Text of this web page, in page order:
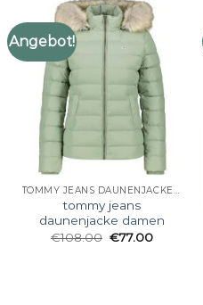
Angebot!
TOMMY JEANS DAUNENJACKE DAMEN
tommy jeans
daunenjacke damen
€108.00 €77.00